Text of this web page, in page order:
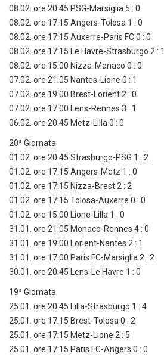
08.02. ore 20:45 PSG-Marsiglia 5 : 0
08.02. ore 17:15 Angers-Tolosa 1 : 0
08.02. ore 17:15 Auxerre-Paris FC 0 : 0
08.02. ore 17:15 Le Havre-Strasburgo 2 : 1
08.02. ore 15:00 Nizza-Monaco 0 : 0
07.02. ore 21:05 Nantes-Lione 0 : 1
07.02. ore 19:00 Brest-Lorient 2 : 0
07.02. ore 17:00 Lens-Rennes 3 : 1
06.02. ore 20:45 Metz-Lilla 0 : 0
20ª Giornata
01.02. ore 20:45 Strasburgo-PSG 1 : 2
01.02. ore 17:15 Angers-Metz 1 : 0
01.02. ore 17:15 Nizza-Brest 2 : 2
01.02. ore 17:15 Tolosa-Auxerre 0 : 0
01.02. ore 15:00 Lione-Lilla 1 : 0
31.01. ore 21:05 Monaco-Rennes 4 : 0
31.01. ore 19:00 Lorient-Nantes 2 : 1
31.01. ore 17:00 Paris FC-Marsiglia 2 : 2
30.01. ore 20:45 Lens-Le Havre 1 : 0
19ª Giornata
25.01. ore 20:45 Lilla-Strasburgo 1 : 4
25.01. ore 17:15 Brest-Tolosa 0 : 2
25.01. ore 17:15 Metz-Lione 2 : 5
25.01. ore 17:15 Paris FC-Angers 0 : 0